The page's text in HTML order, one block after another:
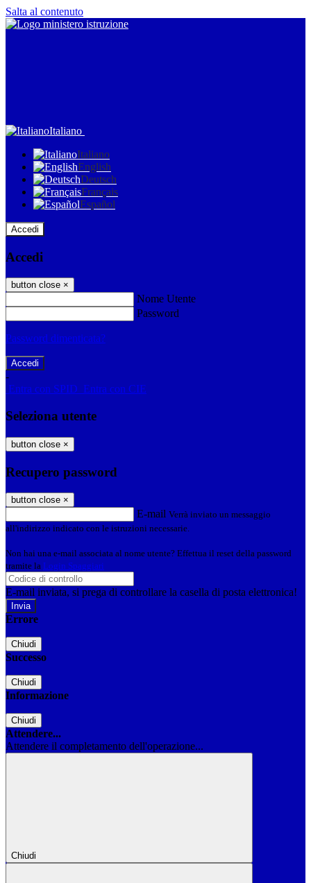
Salta al contenuto
Italiano
Italiano
English
Deutsch
Français
Español
Accedi
Accedi
button close ×
Nome Utente
Password
Password dimenticata?
-
Entra con SPID Entra con CIE
Seleziona utente
button close ×
Recupero password
button close ×
E-mail Verrà inviato un messaggio
all'indirizzo indicato con le istruzioni necessarie.
Non hai una e-mail associata al nome utente? Effettua il reset della password
tramite la Login Spaggiari
E-mail inviata, si prega di controllare la casella di posta elettronica!
Errore
Chiudi
Successo
Chiudi
Informazione
Chiudi
Attendere...
Attendere il completamento dell'operazione...
Chiudi